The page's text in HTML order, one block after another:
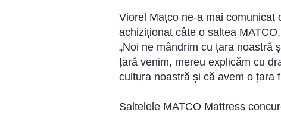
Viorel Mațco ne-a mai comunicat
achiziționat câte o saltea
„Noi ne mândrim cu țara noastră
țară venim, mereu explicăm cu
cultura noastră și că avem o țara
Saltelele MATCO Mattress